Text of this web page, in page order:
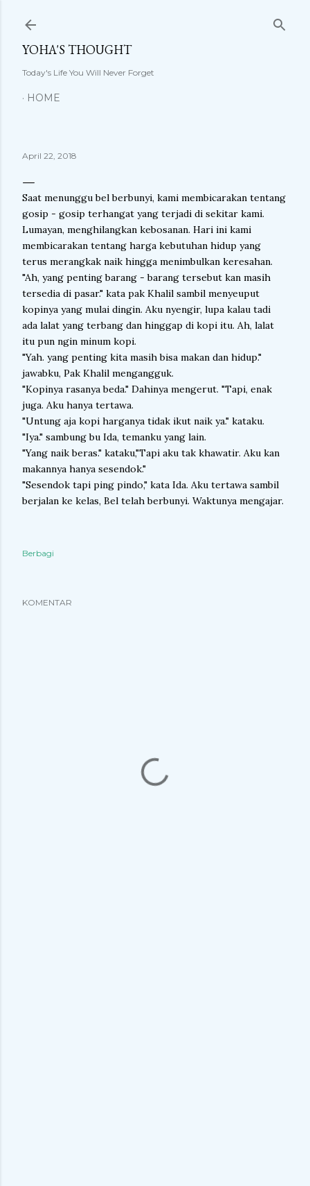
YOHA'S THOUGHT
Today's Life You Will Never Forget
HOME
April 22, 2018
Saat menunggu bel berbunyi, kami membicarakan tentang
gosip - gosip terhangat yang terjadi di sekitar kami.
Lumayan, menghilangkan kebosanan. Hari ini kami
membicarakan tentang harga kebutuhan hidup yang
terus merangkak naik hingga menimbulkan keresahan.
"Ah, yang penting barang - barang tersebut kan masih
tersedia di pasar." kata pak Khalil sambil menyeuput
kopinya yang mulai dingin. Aku nyengir, lupa kalau tadi
ada lalat yang terbang dan hinggap di kopi itu. Ah, lalat
itu pun ngin minum kopi.
"Yah. yang penting kita masih bisa makan dan hidup."
jawabku, Pak Khalil mengangguk.
"Kopinya rasanya beda." Dahinya mengerut. "Tapi, enak
juga. Aku hanya tertawa.
"Untung aja kopi harganya tidak ikut naik ya." kataku.
"Iya." sambung bu Ida, temanku yang lain.
"Yang naik beras." kataku,"Tapi aku tak khawatir. Aku kan
makannya hanya sesendok."
"Sesendok tapi ping pindo," kata Ida. Aku tertawa sambil
berjalan ke kelas, Bel telah berbunyi. Waktunya mengajar.
Berbagi
KOMENTAR